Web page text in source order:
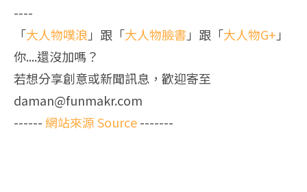
----
「大人物噗浪 」跟「大人物臉書」跟「大人物G+ 」
你....還沒加嗎？
若想分享創意或新聞訊息，歡迎寄至
daman@funmakr.com
------網站來源 Source-------